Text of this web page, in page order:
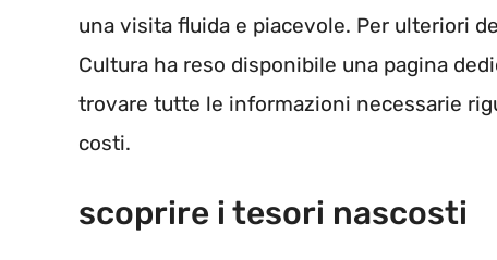
una visita fluida e piacevole. Per ulteriori
Cultura ha reso disponibile una pagina
trovare tutte le informazioni necessarie
costi.
scoprire i tesori nascosti